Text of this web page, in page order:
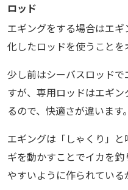
ロッド
エギングをする場合はエ
化したロッドを使うことを
少し前はシーバスロッド
すが、専用ロッドはエギ
るので、快適さが違います。
エギングは「しゃくり」
ギを動かすことでイカを
やすいように作られている